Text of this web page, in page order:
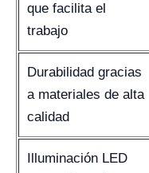
que facilita el
trabajo
Durabilidad gracias
a materiales de alta
calidad
Illuminación LED